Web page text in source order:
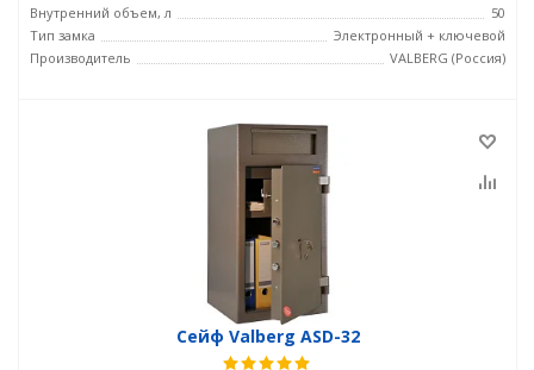
Внутренний объем, л
50
Тип замка
Электронный + ключевой
Производитель
VALBERG (Россия)
Сейф Valberg ASD-32